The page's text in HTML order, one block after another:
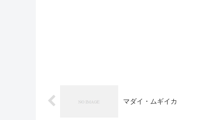
マダイ・ムギイカ